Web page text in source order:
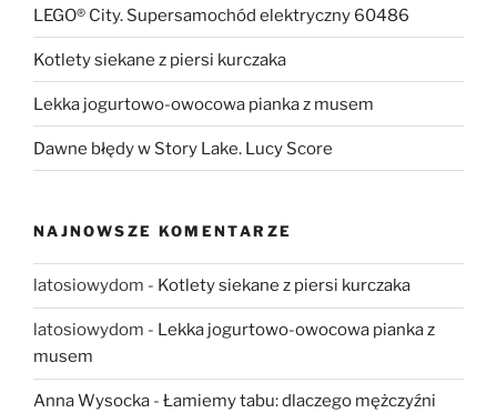
LEGO® City. Supersamochód elektryczny 60486
Kotlety siekane z piersi kurczaka
Lekka jogurtowo-owocowa pianka z musem
Dawne błędy w Story Lake. Lucy Score
NAJNOWSZE KOMENTARZE
latosiowydom - Kotlety siekane z piersi kurczaka
latosiowydom - Lekka jogurtowo-owocowa pianka z
musem
Anna Wysocka - Łamiemy tabu: dlaczego mężczyźni